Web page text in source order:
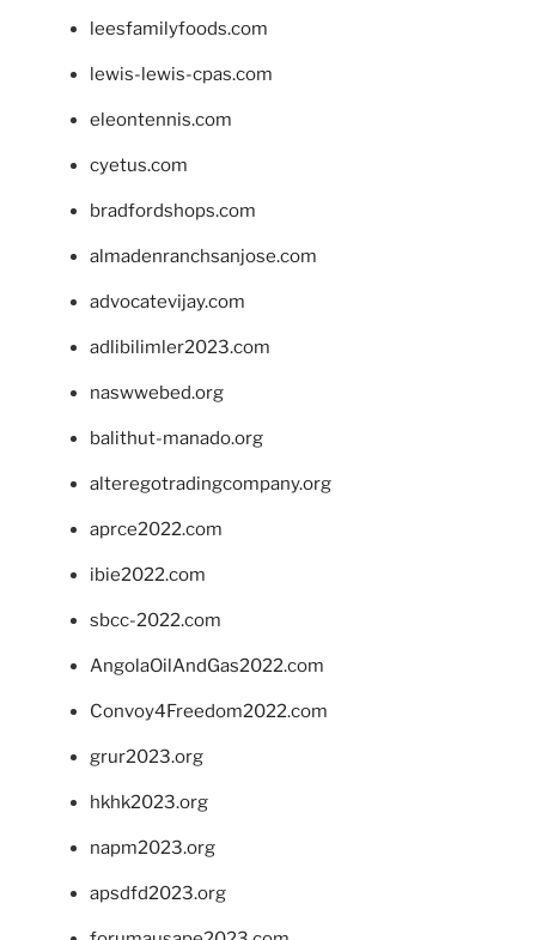
leesfamilyfoods.com
lewis-lewis-cpas.com
eleontennis.com
cyetus.com
bradfordshops.com
almadenranchsanjose.com
advocatevijay.com
adlibilimler2023.com
naswwebed.org
balithut-manado.org
alteregotradingcompany.org
aprce2022.com
ibie2022.com
sbcc-2022.com
AngolaOilAndGas2022.com
Convoy4Freedom2022.com
grur2023.org
hkhk2023.org
napm2023.org
apsdfd2023.org